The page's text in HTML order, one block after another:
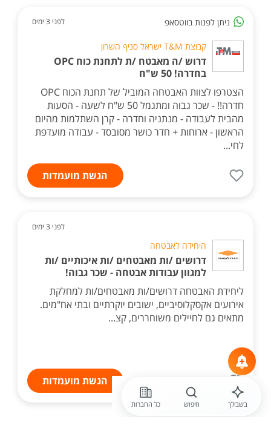
ניתן לפנות בווטסאפ לפני 3 ימים
קבוצת T&M ישראל סניף השרון
דרוש /ה מאבטח /ת לתחנת כוח OPC
בחדרה! 50 ש"ח
הצטרפו לצוות האבטחה המוביל של תחנת הכוח OPC
חדרה!! - שכר גבוה ומתגמל 50 ש"ח לשעה - הסעות
מהבית לעבודה - מנתניה וחדרה - קרן השתלמות מהיום
הראשון - ארוחות + חדר כושר מסובסד - עבודה מועדפת
לחי...
הגשת מועמדות
לפני 3 ימים
היחידה לאבטחה
דרושים /ות מאבטחים /ות איכותיים /ות
למגוון עבודות אבטחה - שכר גבוה!
ליחידת האבטחה דרושים/ות מאבטחים/ות למחלקת
אירועים אקסקלוסיביים, ישובים יוקרתיים ובתי אח"מים.
מתאים גם לחיילים משוחררים, קצ...
הגשת מועמדות
בשבילך חיפוש כל החברות